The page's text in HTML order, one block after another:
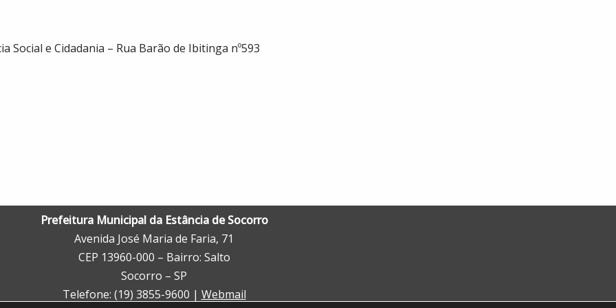
Social e Cidadania – Rua Barão de Ibitinga nº593
Prefeitura Municipal da Estância de Socorro
Avenida José Maria de Faria, 71
CEP 13960-000 – Bairro: Salto
Socorro – SP
Telefone: (19) 3855-9600 | Webmail